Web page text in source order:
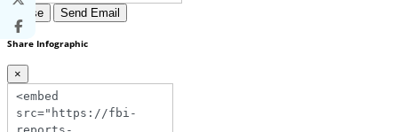
Close Send Email
Share Infographic
×